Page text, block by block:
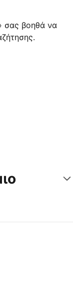
σας βοηθά να